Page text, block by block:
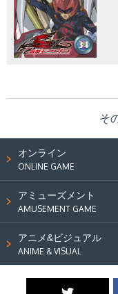
そ
オンライン
ONLINE GAME
アミューズメント
AMUSEMENT GAME
アニメ&ビジュアル
ANIME & VISUAL